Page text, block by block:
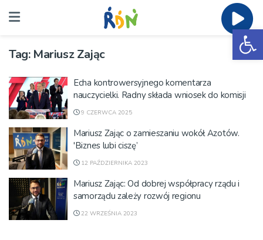
Tag: Mariusz Zając
Echa kontrowersyjnego komentarza
nauczycielki. Radny składa wniosek do komisji
9 CZERWCA 2025
Mariusz Zając o zamieszaniu wokół Azotów.
'Biznes lubi ciszę’
12 PAŹDZIERNIKA 2023
Mariusz Zając: Od dobrej współpracy rządu i
samorządu zależy rozwój regionu
22 WRZEŚNIA 2023